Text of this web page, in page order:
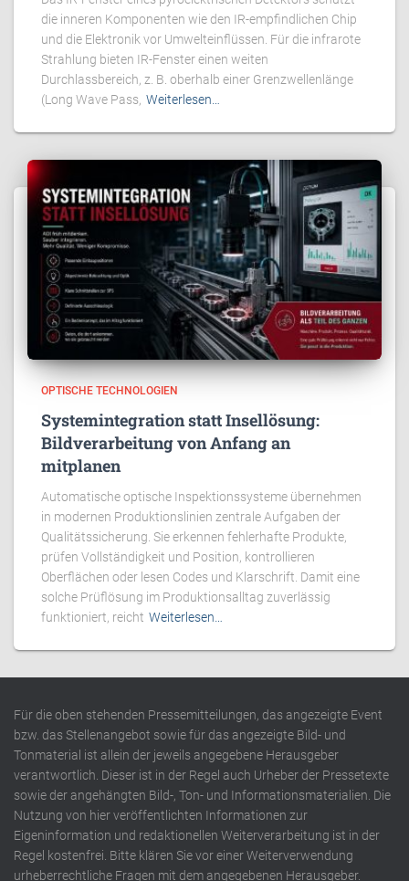
die inneren Komponenten wie den IR-empfindlichen Chip
und die Elektronik vor Umwelteinflüssen. Für die infrarote
Strahlung bieten IR-Fenster einen weiten
Durchlassbereich, z. B. oberhalb einer Grenzwellenlänge
(Long Wave Pass, Weiterlesen…
OPTISCHE TECHNOLOGIEN
Systemintegration statt Insellösung:
Bildverarbeitung von Anfang an
mitplanen
Automatische optische Inspektionssysteme übernehmen
in modernen Produktionslinien zentrale Aufgaben der
Qualitätssicherung. Sie erkennen fehlerhafte Produkte,
prüfen Vollständigkeit und Position, kontrollieren
Oberflächen oder lesen Codes und Klarschrift. Damit eine
solche Prüflösung im Produktionsalltag zuverlässig
funktioniert, reicht Weiterlesen…
Für die oben stehenden Pressemitteilungen, das angezeigte Event
bzw. das Stellenangebot sowie für das angezeigte Bild- und
Tonmaterial ist allein der jeweils angegebene Herausgeber
verantwortlich. Dieser ist in der Regel auch Urheber der Pressetexte
sowie der angehängten Bild-, Ton- und Informationsmaterialien. Die
Nutzung von hier veröffentlichten Informationen zur
Eigeninformation und redaktionellen Weiterverarbeitung ist in der
Regel kostenfrei. Bitte klären Sie vor einer Weiterverwendung
urheberrechtliche Fragen mit dem angegebenen Herausgeber.